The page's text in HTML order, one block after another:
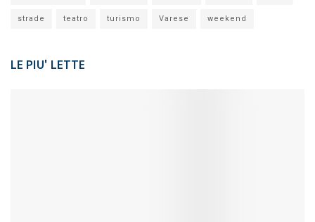
strade teatro turismo Varese weekend
LE PIU' LETTE